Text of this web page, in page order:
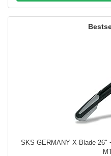
SKS GERMANY X-Blade 26"